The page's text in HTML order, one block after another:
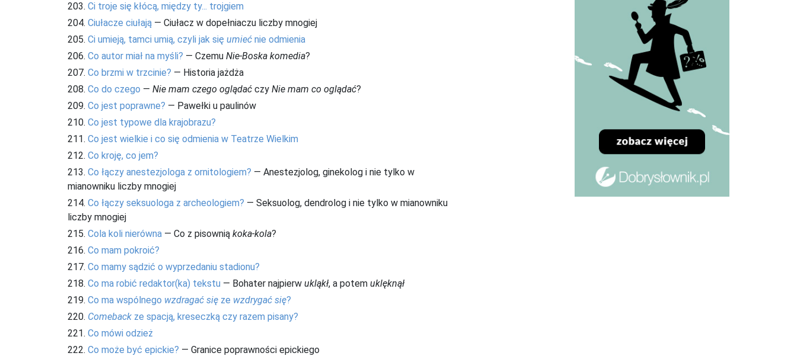
203. Ci troje się kłócą, między ty... trojgiem
204. Ciułacze ciułają — Ciułacz w dopełniaczu liczby mnogiej
205. Ci umieją, tamci umią, czyli jak się umieć nie odmienia
206. Co autor miał na myśli? — Czemu Nie-Boska komedia?
207. Co brzmi w trzcinie? — Historia jażdża
208. Co do czego — Nie mam czego oglądać czy Nie mam co oglądać?
209. Co jest poprawne? — Pawełki u paulinów
210. Co jest typowe dla krajobrazu?
211. Co jest wielkie i co się odmienia w Teatrze Wielkim
212. Co kroję, co jem?
213. Co łączy anestezjologa z ornitologiem? — Anestezjolog, ginekolog i nie tylko w
mianowniku liczby mnogiej
214. Co łączy seksuologa z archeologiem? — Seksuolog, dendrolog i nie tylko w mianowniku
liczby mnogiej
215. Cola koli nierówna — Co z pisownią koka-kola?
216. Co mam pokroić?
217. Co mamy sądzić o wyprzedaniu stadionu?
218. Co ma robić redaktor(ka) tekstu — Bohater najpierw ukląkł, a potem uklęknął
219. Co ma wspólnego wzdragać się ze wzdrygać się?
220. Comeback ze spacją, kreseczką czy razem pisany?
221. Co mówi odzież
222. Co może być epickie? — Granice poprawności epickiego